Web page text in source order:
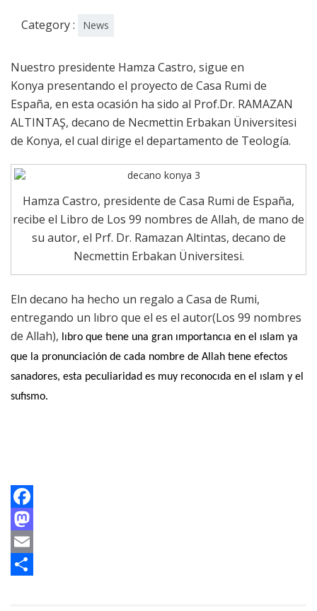
Category : News
Nuestro presidente Hamza Castro, sigue en
Konya presentando el proyecto de Casa Rumi de
España, en esta ocasión ha sido al Prof.Dr. RAMAZAN
ALTINTAŞ, decano de Necmettin Erbakan Üniversitesi
de Konya, el cual dirige el departamento de Teología.
Hamza Castro, presidente de Casa Rumi de España,
recibe el Libro de Los 99 nombres de Allah, de mano de
su autor, el Prf. Dr. Ramazan Altintas, decano de
Necmettin Erbakan Üniversitesi.
Eln decano ha hecho un regalo a Casa de Rumi,
entregando un lıbro que el es el autor(Los 99 nombres
de Allah),
lıbro que tıene una gran ımportancıa en el ıslam ya
que la pronunciación de cada nombre de Allah tıene efectos
sanadores, esta peculiaridad es muy reconocıda en el ıslam y el
sufısmo.
Facebook
Mastodon
Email